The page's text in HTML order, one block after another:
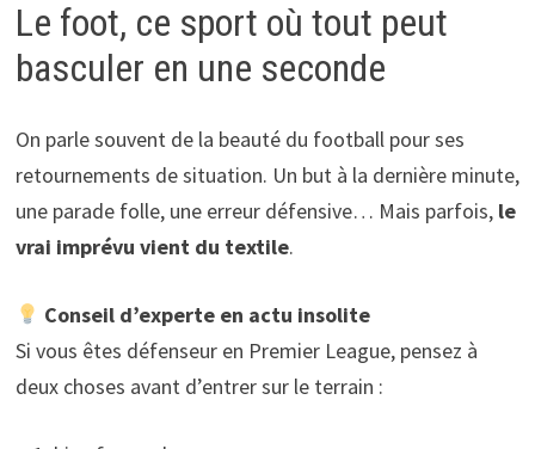
Le foot, ce sport où tout peut
basculer en une seconde
On parle souvent de la beauté du football pour ses
retournements de situation. Un but à la dernière minute,
une parade folle, une erreur défensive… Mais parfois, le
vrai imprévu vient du textile.
Conseil d’experte en actu insolite
Si vous êtes défenseur en Premier League, pensez à
deux choses avant d’entrer sur le terrain :